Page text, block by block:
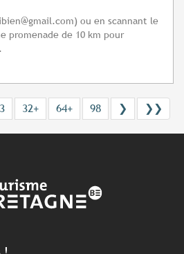
) ou en scannant le
promenade de 10 km pour
3 32+ 64+ 98 ❯ ❯❯